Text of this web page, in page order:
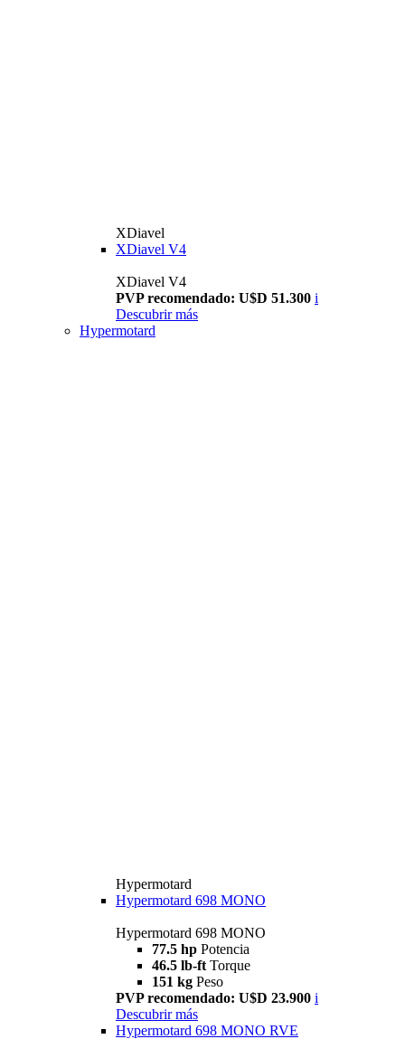
XDiavel
XDiavel V4
XDiavel V4
PVP recomendado: U$D 51.300 i
Descubrir más
Hypermotard
Hypermotard
Hypermotard 698 MONO
Hypermotard 698 MONO
77.5 hp Potencia
46.5 lb-ft Torque
151 kg Peso
PVP recomendado: U$D 23.900 i
Descubrir más
Hypermotard 698 MONO RVE